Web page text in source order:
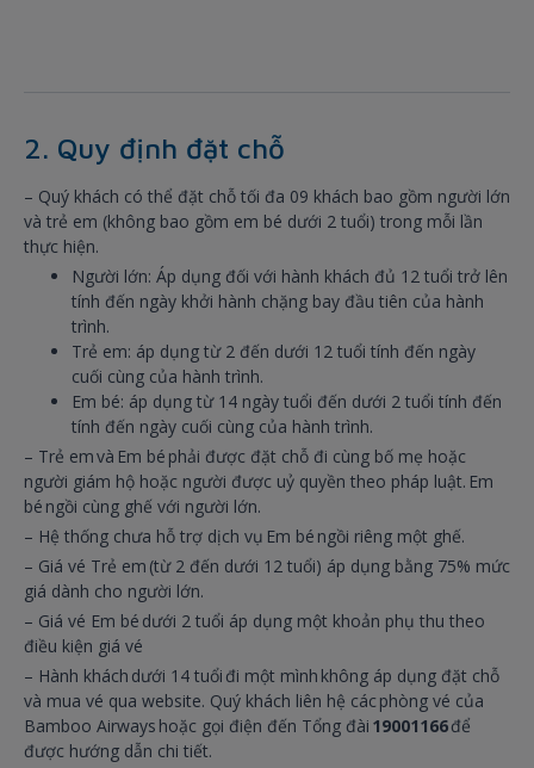
2. Quy định đặt chỗ
– Quý khách có thể đặt chỗ tối đa 09 khách bao gồm người lớn
và trẻ em (không bao gồm em bé dưới 2 tuổi) trong mỗi lần
thực hiện.
Người lớn: Áp dụng đối với hành khách đủ 12 tuổi trở lên
tính đến ngày khởi hành chặng bay đầu tiên của hành
trình.
Trẻ em: áp dụng từ 2 đến dưới 12 tuổi tính đến ngày
cuối cùng của hành trình.
Em bé: áp dụng từ 14 ngày tuổi đến dưới 2 tuổi tính đến
tính đến ngày cuối cùng của hành trình.
– Trẻ em và Em bé phải được đặt chỗ đi cùng bố mẹ hoặc
người giám hộ hoặc người được uỷ quyền theo pháp luật. Em
bé ngồi cùng ghế với người lớn.
– Hệ thống chưa hỗ trợ dịch vụ Em bé ngồi riêng một ghế.
– Giá vé Trẻ em (từ 2 đến dưới 12 tuổi) áp dụng bằng 75% mức
giá dành cho người lớn.
– Giá vé Em bé dưới 2 tuổi áp dụng một khoản phụ thu theo
điều kiện giá vé
– Hành khách dưới 14 tuổi đi một mình không áp dụng đặt chỗ
và mua vé qua website. Quý khách liên hệ các phòng vé của
Bamboo Airways hoặc gọi điện đến Tổng đài 19001166để
được hướng dẫn chi tiết.